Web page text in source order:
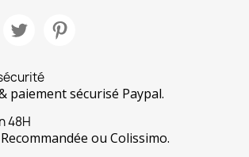
paiement sécurisé Paypal.
48H
ou Colissimo.